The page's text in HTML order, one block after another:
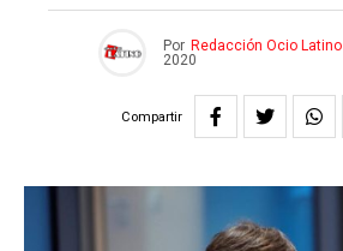
Por Redacción Ocio Latino
2020
Compartir